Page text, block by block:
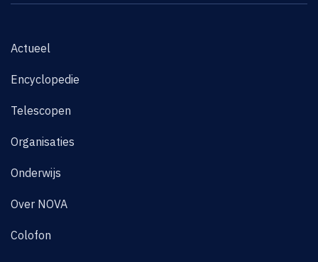
Actueel
Encyclopedie
Telescopen
Organisaties
Onderwijs
Over NOVA
Colofon